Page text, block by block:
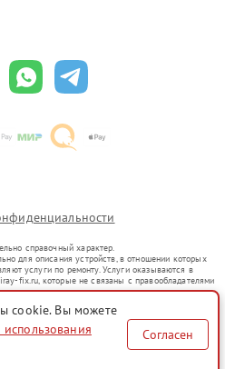
справочный характер.
для описания устройств, в отношении которых
услуги по ремонту. Услуги оказываются в
fix.ru, которые не связаны с правообладателями
в гражданский оборот в соответствии
цели индивидуализации услуг или введения
о предоставляемых услугах по
публичной офертой, определяемой
cookie. Вы можете
Согласен